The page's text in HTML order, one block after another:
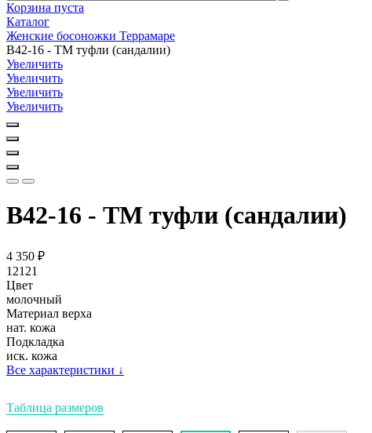
Корзина пуста
Каталог
Женские босоножки Террамаре
В42-16 - ТМ туфли (сандалии)
Увеличить
Увеличить
Увеличить
Увеличить
В42-16 - ТМ туфли (сандалии)
4 350 ₽
12121
Цвет
молочный
Материал верха
нат. кожа
Подкладка
иск. кожа
Все характеристики ↓
Таблица размеров